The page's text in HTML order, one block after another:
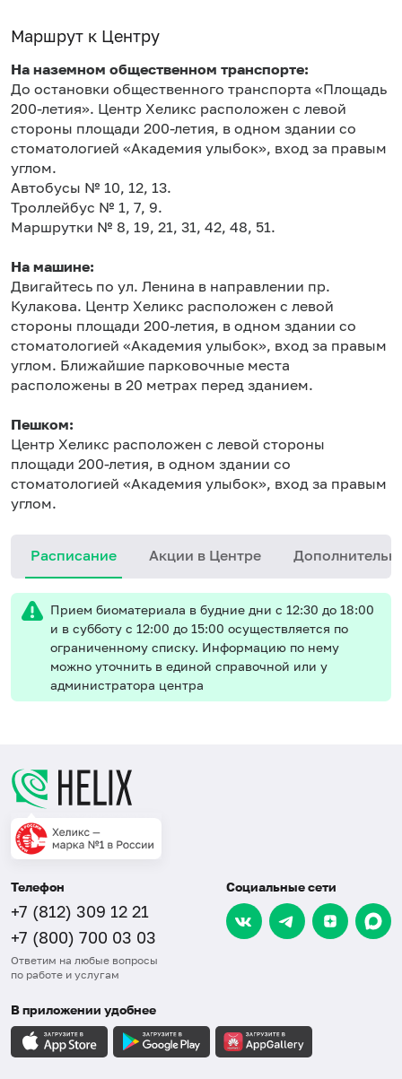
Маршрут к Центру
На наземном общественном транспорте:
До остановки общественного транспорта «Площадь
200-летия». Центр Хеликс расположен с левой
стороны площади 200-летия, в одном здании со
стоматологией «Академия улыбок», вход за правым
углом.
Автобусы № 10, 12, 13.
Троллейбус № 1, 7, 9.
Маршрутки № 8, 19, 21, 31, 42, 48, 51.
На машине:
Двигайтесь по ул. Ленина в направлении пр.
Кулакова. Центр Хеликс расположен с левой
стороны площади 200-летия, в одном здании со
стоматологией «Академия улыбок», вход за правым
углом. Ближайшие парковочные места
расположены в 20 метрах перед зданием.
Пешком:
Центр Хеликс расположен с левой стороны
площади 200-летия, в одном здании со
стоматологией «Академия улыбок», вход за правым
углом.
Расписание Акции в Центре
Прием биоматериала в будние дни с 12:30 до 18:00
и в субботу с 12:00 до 15:00 осуществляется по
ограниченному списку. Информацию по нему
можно уточнить в единой справочной или у
администратора центра
Телефон
+7 (812) 309 12 21
+7 (800) 700 03 03
Ответим на любые вопросы
по работе и услугам
Социальные сети
В приложении удобнее